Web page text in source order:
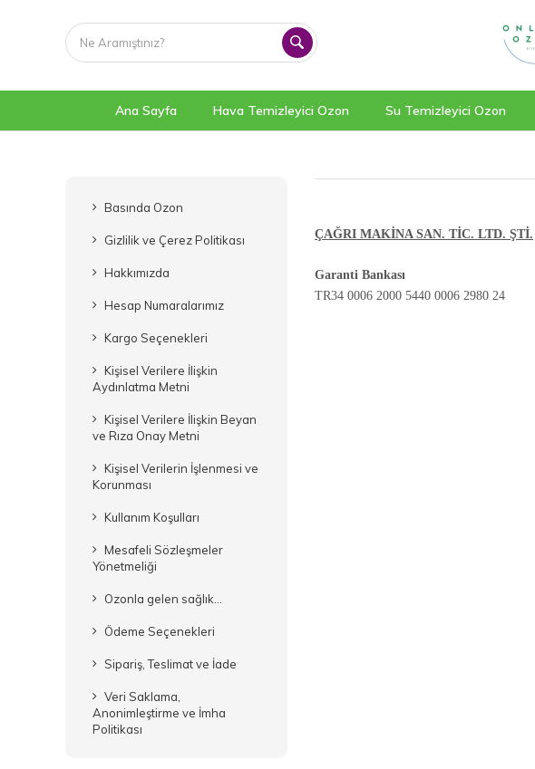
Ana Sayfa Hava Temizleyici Ozon Su Temizleyici Ozon
Basında Ozon
Gizlilik ve Çerez Politikası
Hakkımızda
Hesap Numaralarımız
Kargo Seçenekleri
Kişisel Verilere İlişkin
Aydınlatma Metni
Kişisel Verilere İlişkin Beyan
ve Rıza Onay Metni
Kişisel Verilerin İşlenmesi ve
Korunması
Kullanım Koşulları
Mesafeli Sözleşmeler
Yönetmeliği
Ozonla gelen sağlık...
Ödeme Seçenekleri
Sipariş, Teslimat ve İade
Veri Saklama,
Anonimleştirme ve İmha
Politikası
ÇAĞRI MAKİNA SAN. TİC. LTD. ŞTİ.
Garanti Bankası
TR34 0006 2000 5440 0006 2980 24